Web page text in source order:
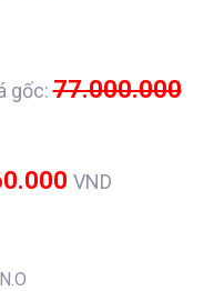
gốc:77.000.000
VND